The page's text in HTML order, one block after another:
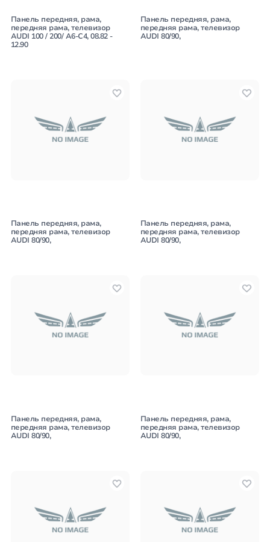
Панель передняя, рама,
передняя рама, телевизор
AUDI 100 / 200/ A6-C4, 08.82 -
12.90
Панель передняя, рама,
передняя рама, телевизор
AUDI 80/90,
Панель передняя, рама,
передняя рама, телевизор
AUDI 80/90,
Панель передняя, рама,
передняя рама, телевизор
AUDI 80/90,
Панель передняя, рама,
передняя рама, телевизор
AUDI 80/90,
Панель передняя, рама,
передняя рама, телевизор
AUDI 80/90,